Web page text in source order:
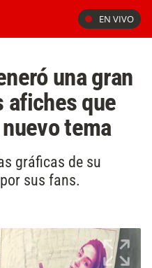
EN VIVO
una gran
afiches que
tema
gráficas de su
sus fans.